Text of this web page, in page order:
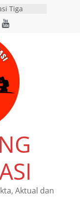
Tiga
Proses
TINDAK
Lantas
Timur
pajak
Samsat
Juara I
2026 Gresik
Aktual dan